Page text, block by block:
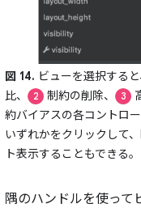
図 14. ビューを選択する
比、
2 制約の削除、 3
約バイアスの各コントロ
いずれかをクリックして
ト表示することもできる。
隅のハンドルを使って